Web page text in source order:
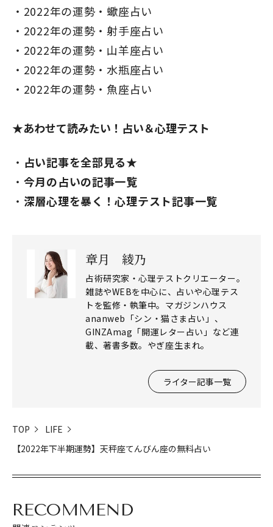
2022年の運勢・蠍座占い
2022年の運勢・射手座占い
2022年の運勢・山羊座占い
2022年の運勢・水瓶座占い
2022年の運勢・魚座占い
★あわせて読みたい！占い＆心理テスト
占い記事を全部見る★
今月の占いの記事一覧
深層心理を暴く！心理テスト記事一覧
章月 綾乃
占術研究家・心理テストクリエーター。
雑誌やWEBを中心に、占いや心理テス
トを監修・執筆中。マガジンハウス
ananweb「シン・猫さま占い」、
GINZAmag「開運レター占い」など連
載、著書多数。やぎ座生まれ。
ライター記事一覧
TOP
LIFE
【2022年下半期運勢】天秤座てんびん座の無料占い
RECOMMEND